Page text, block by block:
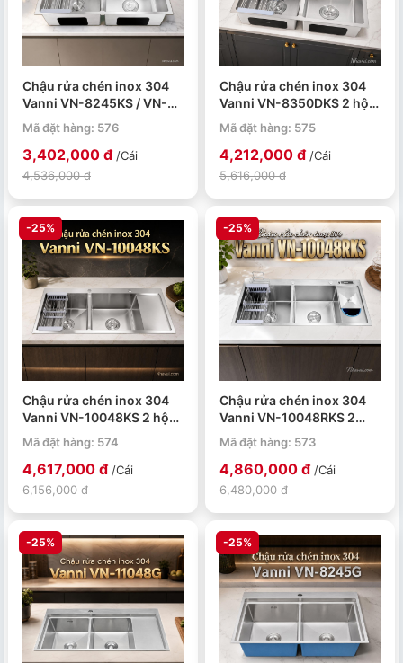
Chậu rửa chén inox 304
Vanni VN-8245KS / VN-
10050KS 2 hộc có khay
ráo
Mã đặt hàng: 576
3,402,000 đ /Cái
4,536,000 đ
Chậu rửa chén inox 304
Vanni VN-8350DKS 2 hộc
830x500x230mm
Mã đặt hàng: 575
4,212,000 đ /Cái
5,616,000 đ
-25%
Chậu rửa chén inox 304
Vanni VN-10048KS 2 hộc
1000x480x230mm
Mã đặt hàng: 574
4,617,000 đ /Cái
6,156,000 đ
-25%
Chậu rửa chén inox 304
Vanni VN-10048RKS 2
hộc 1000x480x230mm
Mã đặt hàng: 573
4,860,000 đ /Cái
6,480,000 đ
-25% -25%